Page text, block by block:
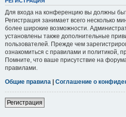
Для входа на конференцию вы должны
Регистрация занимает всего несколько
более широкие возможности.
установлены также дополнительные
пользователей. Прежде чем
ознакомиться с правилами и политикой,
Помните, что ваше присутствие на
правилами.
Общие правила | Соглашение о
Регистрация